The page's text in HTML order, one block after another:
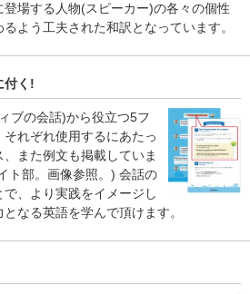
場する人物(スピーカー)の各々の個性
よう工夫された和訳となっています。
付く!
ブの会話)から役立つ5フ
れぞれ使用するにあたっ
また例文も掲載していま
ト部。画像参照。) 会話の
、より実践をイメージし
なる英語を学んで頂けます。